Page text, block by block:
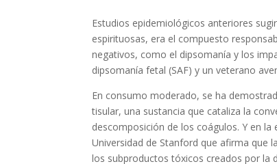
Estudios epidemiológicos anteriores
espirituosas, era el compuesto
negativos, como el dipsomanía y los
dipsomanía fetal (SAF) y un veterano
En consumo moderado, se ha
tisular, una sustancia que cataliza la
descomposición de los coágulos. Y en
Universidad de Stanford que afirma que
los subproductos tóxicos creados por la